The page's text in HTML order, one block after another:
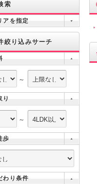
索
アを指定
絞り込みサーチ
～
り
～
歩
わり条件